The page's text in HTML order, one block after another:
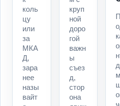
коль
цу
или
за
МКА
Д,
зара
нее
назы
вайт
круп
ной
доро
гой
важн
ы
съез
д,
стор
она